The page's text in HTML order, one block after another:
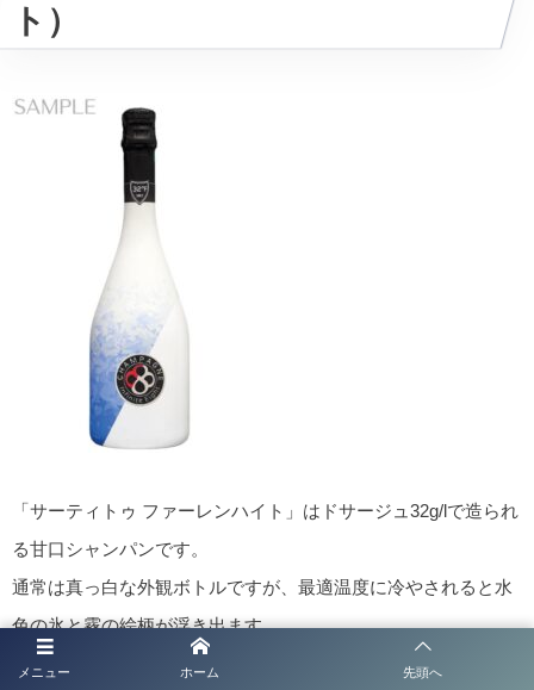
ト）
「サーティトゥ ファーレンハイト」はドサージュ32g/lで造られ
る甘口シャンパンです。
通常は真っ白な外観ボトルですが、最適温度に冷やされると水
色の氷と霧の絵柄が浮き出ます。
甘美でシロップ漬けの果実を想わせる味わい、まったりと濃厚
メニュー ホーム 先頭へ